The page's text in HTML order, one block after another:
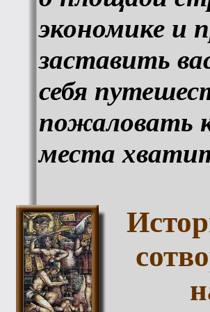
экономике и
заставить
себя
пожаловать
места